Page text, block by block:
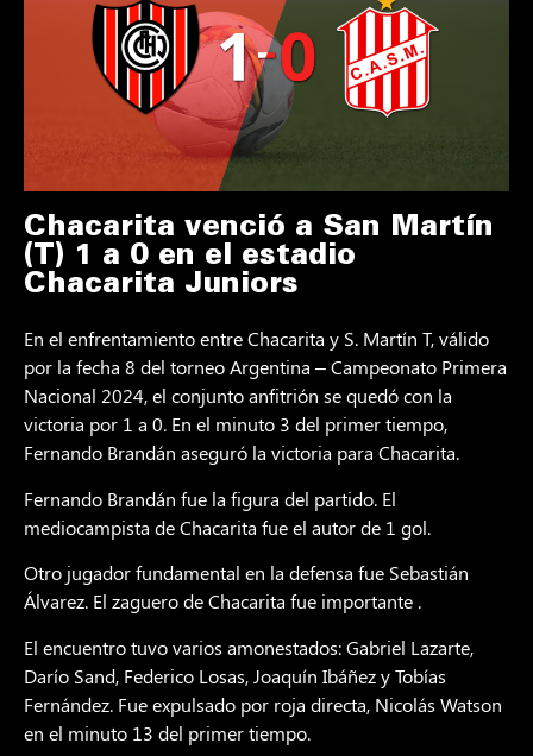
Chacarita venció a San Martín
(T) 1 a 0 en el estadio
Chacarita Juniors
En el enfrentamiento entre Chacarita y S. Martín T, válido
por la fecha 8 del torneo Argentina – Campeonato Primera
Nacional 2024, el conjunto anfitrión se quedó con la
victoria por 1 a 0. En el minuto 3 del primer tiempo,
Fernando Brandán aseguró la victoria para Chacarita.
Fernando Brandán fue la figura del partido. El
mediocampista de Chacarita fue el autor de 1 gol.
Otro jugador fundamental en la defensa fue Sebastián
Álvarez. El zaguero de Chacarita fue importante .
El encuentro tuvo varios amonestados: Gabriel Lazarte,
Darío Sand, Federico Losas, Joaquín Ibáñez y Tobías
Fernández. Fue expulsado por roja directa, Nicolás Watson
en el minuto 13 del primer tiempo.